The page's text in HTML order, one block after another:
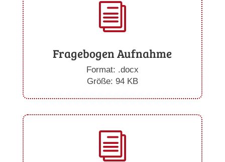
i
Fragebogen Aufnahme
Format: .docx
Größe: 94 KB
i